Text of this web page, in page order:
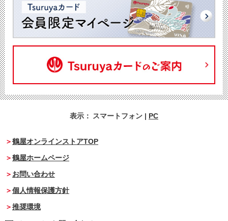
表示： スマートフォン | PC
鶴屋オンラインストアTOP
鶴屋ホームページ
お問い合わせ
個人情報保護方針
推奨環境